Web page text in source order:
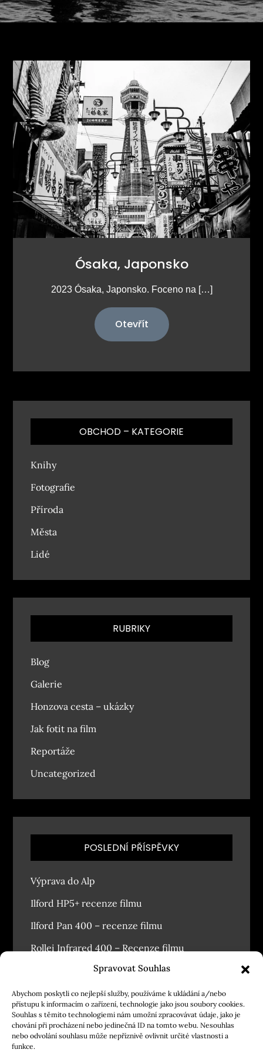
Spravovat Souhlas
Abychom poskytli co nejlepší služby, používáme k ukládání a/nebo
přístupu k informacím o zařízení, technologie jako jsou soubory cookies.
Souhlas s těmito technologiemi nám umožní zpracovávat údaje, jako je
chování při procházení nebo jedinečná ID na tomto webu. Nesouhlas
nebo odvolání souhlasu může nepříznivě ovlivnit určité vlastnosti a
funkce.
Ósaka, Japonsko
2023 Ósaka, Japonsko. Foceno na […]
Otevřít
OBCHOD – KATEGORIE
Knihy
Fotografie
Příroda
Města
Lidé
RUBRIKY
Blog
Galerie
Honzova cesta – ukázky
Jak fotit na film
Reportáže
Uncategorized
POSLEDNÍ PŘÍSPĚVKY
Výprava do Alp
Ilford HP5+ recenze filmu
Ilford Pan 400 – recenze filmu
Rollei Infrared 400 – Recenze filmu
Závodský masopust 2026